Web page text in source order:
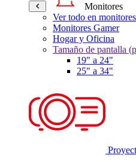
Monitores
Ver todo en monitores
Monitores Gamer
Hogar y Oficina
Tamaño de pantalla
19" a 24"
25" a 34"